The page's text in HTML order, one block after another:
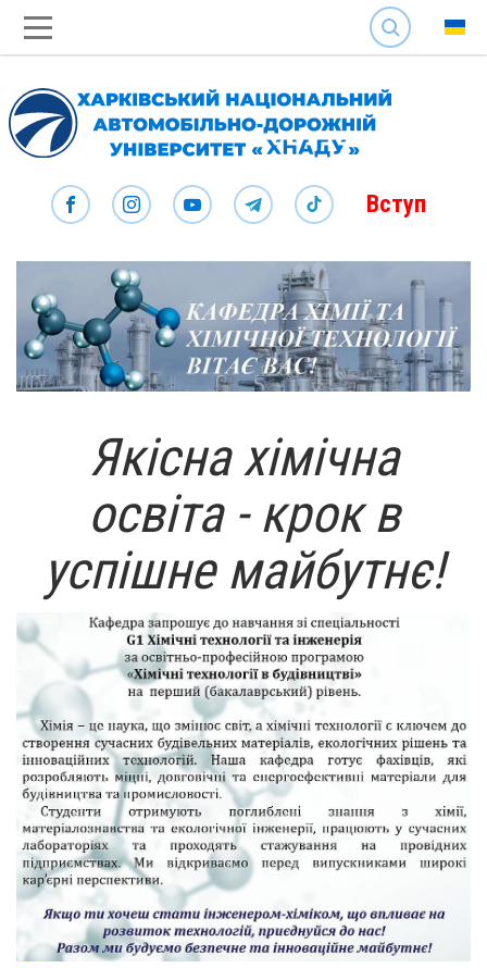
SEARCH
Вступ
Якісна хімічна
освіта - крок в
успішне майбутнє!